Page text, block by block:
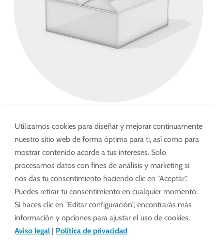
Ventilación por rail
La ventilación mediante compuertas es un método
simple y muy utilizado en invernaderos. Consiste
en abrir varias compuertas individuales situadas a
ambos lados del techo, cerca de la cumbrera,
mediante un sistema de accionamiento. Esto
permite renovar el aire de forma eficaz y
Utilizamos cookies para diseñar y mejorar continuamente
nuestro sitio web de forma óptima para ti, así como para
mostrar contenido acorde a tus intereses. Solo
procesamos datos con fines de análisis y marketing si
nos das tu consentimiento haciendo clic en "Aceptar".
Puedes retirar tu consentimiento en cualquier momento.
Si haces clic en "Editar configuración", encontrarás más
información y opciones para ajustar el uso de cookies.
Aviso legal | Política de privacidad